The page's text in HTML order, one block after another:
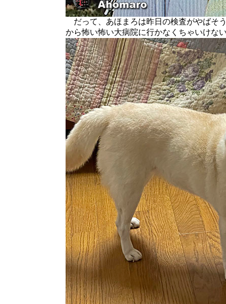
だって、あほまろは昨日の検査がやばそ
から怖い怖い大病院に行かなくちゃいけな